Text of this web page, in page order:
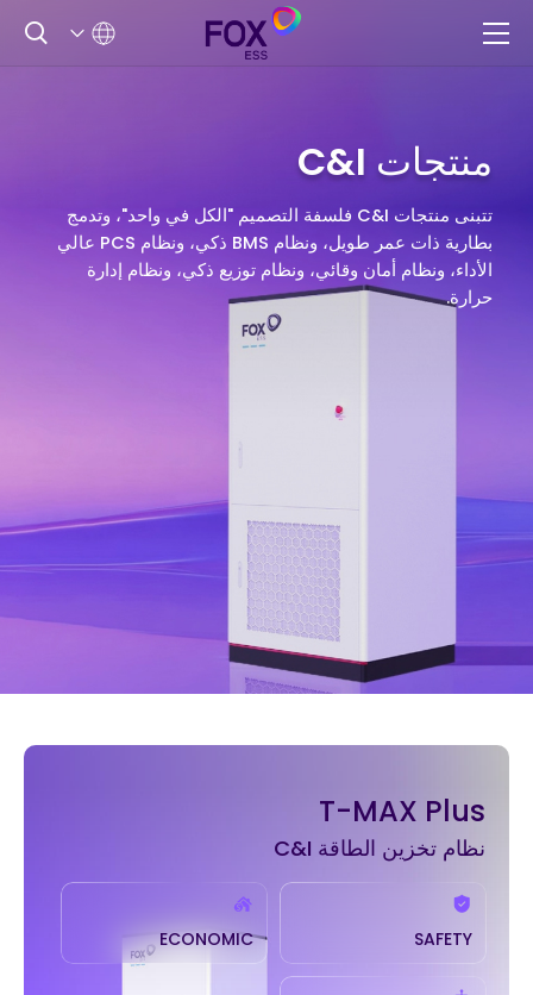
منتجات C&I
تتبنى منتجات C&I فلسفة التصميم "الكل في واحد"، وتدمج
بطارية ذات عمر طويل، ونظام BMS ذكي، ونظام PCS عالي
الأداء، ونظام أمان وقائي، ونظام توزيع ذكي، ونظام إدارة
حرارة.
T-MAX Plus
نظام تخزين الطاقة C&I
SAFETY
ECONOMIC